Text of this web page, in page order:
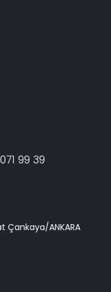
99 39
Çankaya/ANKARA